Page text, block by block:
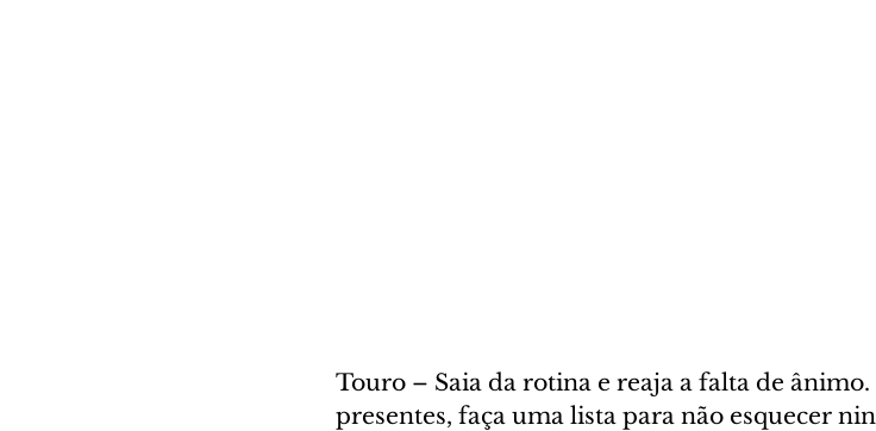
Touro – Saia da rotina e reaja a falta de
presentes, faça uma lista para não esquecer